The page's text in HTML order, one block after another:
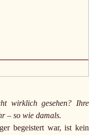
wirklich gesehen? Ihre
– so wie damals.
begeistert war, ist kein